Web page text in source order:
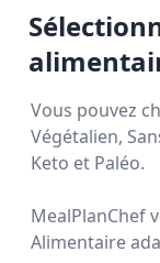
Vous pouvez
Végétalien,
Keto et Paléo.
MealPlanChef
Alimentaire